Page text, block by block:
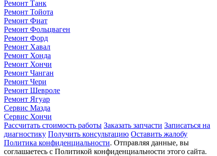
Ремонт Танк
Ремонт Тойота
Ремонт Фиат
Ремонт Фольцваген
Ремонт Форд
Ремонт Хавал
Ремонт Хонда
Ремонт Хончи
Ремонт Чанган
Ремонт Чери
Ремонт Шевроле
Ремонт Ягуар
Сервис Мазда
Сервис Хончи
Рассчитать стоимость работы Заказать запчасти Записаться на
диагностику Получить консультацию Оставить жалобу
Политика конфиденциальности. Отправляя данные, вы
соглашаетесь с Политикой конфиденциальности этого сайта.